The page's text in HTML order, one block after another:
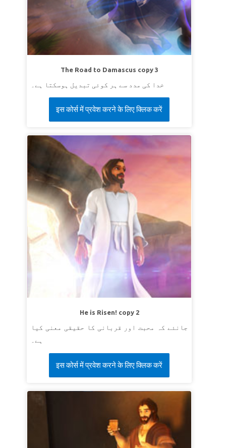
give you more descendants than can be
counted.”
ہماری سپر آیت ہے پیدائش 1:17-2 (cev):
LESSON 2: PUT GOD FIRST
سپر سچائی:
میں خدا کی تابعداری کرونگا چاہے
ایسا کرنا مشکل ہی کیوں نہ ہو۔
کوئی نقصان نہ پہنچا!'' ''کیونکہ اب میں جان گیا کہ تو
خدا سے ڈرتا ہے اسلئے کہ تو نے اپنے بیٹے کو بھی جو تیرا
LESSON 3: GOD PROVIDES
خدا مجھ سے پیارکرتا ہے اور اس نے خود
کو میری خاطر پیش کردیا۔
"کیونکہ خدا نے دنیا سے اتنا پیار کیا کہ اس نے
اپنا اکلوتا بیٹا عطا کیا ، تاکہ جو بھی اس پر ایمان لائے وہ
ہلاک نہ ہو بلکہ ہمیشہ کی زندگی پائے۔
یوحنا 3: 16
(این کے جے وی)
The Road to Damascus copy 3
خدا کی مدد سے ہر کوئی تبدیل ہوسکتا ہے۔
इस कोर्स में प्रवेश करने के लिए क्लिक करें
He is Risen! copy 2
جانئے کہ محبت اور قربانی کا حقیقی معنی کیا
ہے۔
इस कोर्स में प्रवेश करने के लिए क्लिक करें